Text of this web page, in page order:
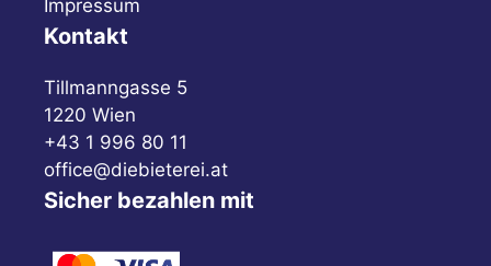
Impressum
Kontakt
Tillmanngasse 5
1220 Wien
+43 1 996 80 11
office@diebieterei.at
Sicher bezahlen mit